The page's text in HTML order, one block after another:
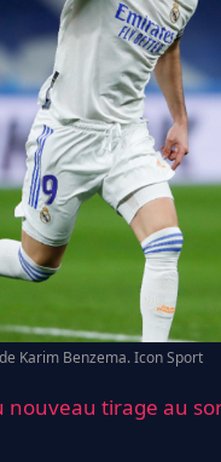
Karim Benzema. Icon Sport
nouveau tirage au